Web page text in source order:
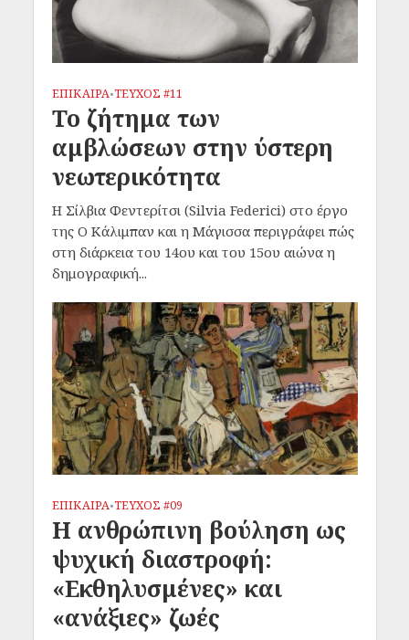
ΕΠΙΚΑΙΡΑ•ΤΕΥΧΟΣ #11
Το ζήτημα των
αμβλώσεων στην ύστερη
νεωτερικότητα
Η Σίλβια Φεντερίτσι (Silvia Federici) στο έργο
της Ο Κάλιμπαν και η Μάγισσα περιγράφει πώς
στη διάρκεια του 14ου και του 15ου αιώνα η
δημογραφική...
ΕΠΙΚΑΙΡΑ•ΤΕΥΧΟΣ #09
Η ανθρώπινη βούληση ως
ψυχική διαστροφή:
«Εκθηλυσμένες» και
«ανάξιες» ζωές